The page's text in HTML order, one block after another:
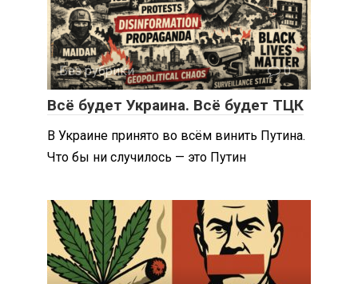
Без рубрики 0
Всё будет Украина. Всё будет ТЦК
В Украине принято во всём винить Путина.
Что бы ни случилось — это Путин